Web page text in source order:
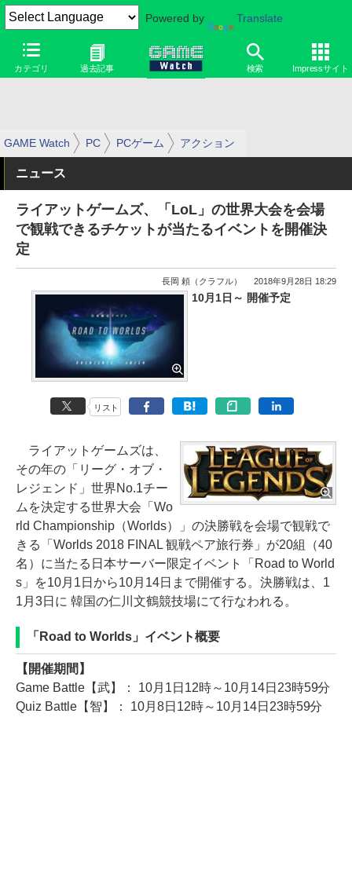
Powered by Translate
カテゴリ 過去記事 検索 Impressサイト
GAME Watch PC PCゲーム アクション
ニュース
ライアットゲームズ、「LoL」の世界大会を会場
で観戦できるチケットが当たるイベントを開催決
定
長岡 頼（クラフル） 2018年9月28日 18:29
10月1日～ 開催予定
リスト
ライアットゲームズは、
その年の「リーグ・オブ・
レジェンド」世界No.1チー
ムを決定する世界大会「Wo
rld Championship（Worlds）」の決勝戦を会場で観戦で
きる「Worlds 2018 FINAL 観戦ペア旅行券」が20組（40
名）に当たる日本サーバー限定イベント「Road to World
s」を10月1日から10月14日まで開催する。決勝戦は、1
1月3日に 韓国の仁川文鶴競技場にて行なわれる。
「Road to Worlds」イベント概要
【開催期間】
Game Battle【武】： 10月1日12時～10月14日23時59分
Quiz Battle【智】： 10月8日12時～10月14日23時59分